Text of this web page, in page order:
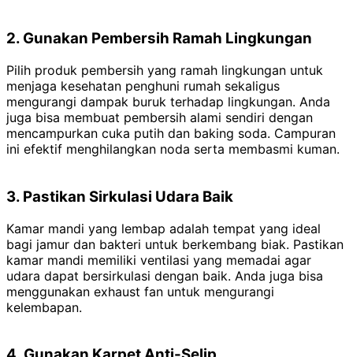
2. Gunakan Pembersih Ramah Lingkungan
Pilih produk pembersih yang ramah lingkungan untuk
menjaga kesehatan penghuni rumah sekaligus
mengurangi dampak buruk terhadap lingkungan. Anda
juga bisa membuat pembersih alami sendiri dengan
mencampurkan cuka putih dan baking soda. Campuran
ini efektif menghilangkan noda serta membasmi kuman.
3. Pastikan Sirkulasi Udara Baik
Kamar mandi yang lembap adalah tempat yang ideal
bagi jamur dan bakteri untuk berkembang biak. Pastikan
kamar mandi memiliki ventilasi yang memadai agar
udara dapat bersirkulasi dengan baik. Anda juga bisa
menggunakan exhaust fan untuk mengurangi
kelembapan.